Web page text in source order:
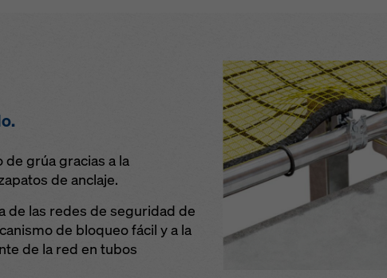
grúa gracias a la
de anclaje.
de las redes de seguridad de
de bloqueo fácil y a la
de la red en tubos